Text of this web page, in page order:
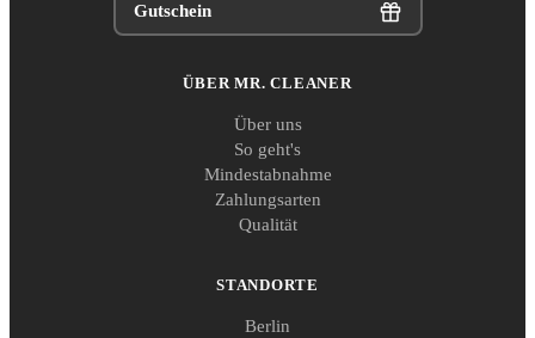
Gutschein
ÜBER MR. CLEANER
Über uns
So geht's
Mindestabnahme
Zahlungsarten
Qualität
STANDORTE
Berlin